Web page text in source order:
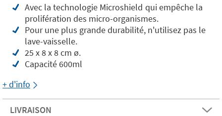
Avec la technologie Microshield qui empêche la
prolifération des micro-organismes.
Pour une plus grande durabilité, n'utilisez pas le
lave-vaisselle.
25 x 8 x 8 cm ø.
Capacité 600ml
+ d'info
LIVRAISON